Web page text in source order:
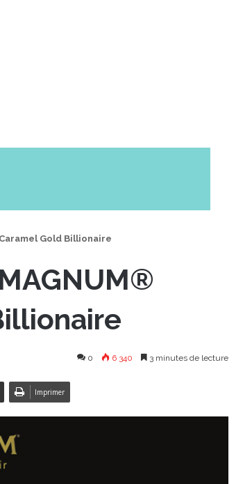
Gold Billionaire
0 6 340 3 minutes de lecture
Imprimer